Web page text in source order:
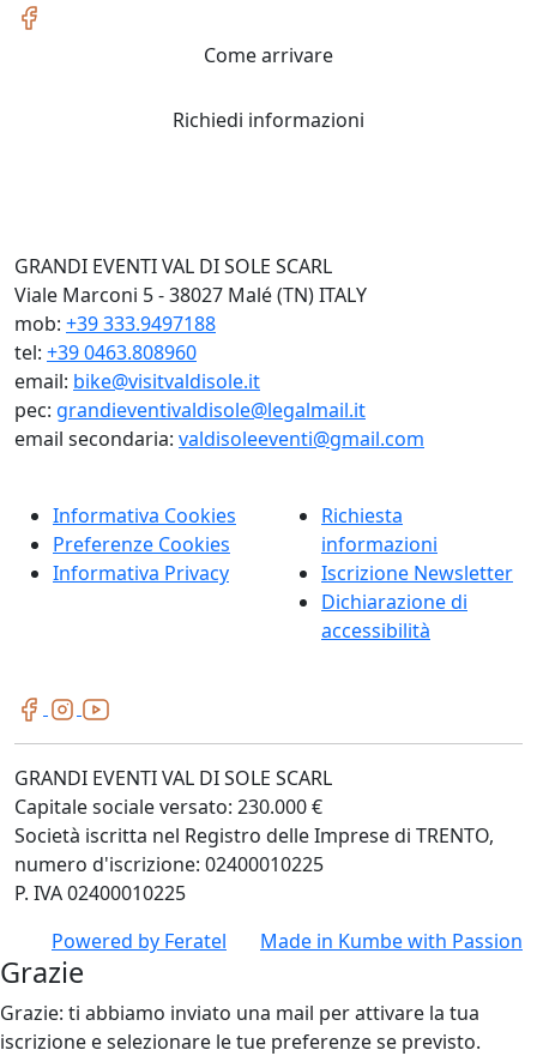
Come arrivare
Richiedi informazioni
GRANDI EVENTI VAL DI SOLE SCARL
Viale Marconi 5 - 38027 Malé (TN) ITALY
mob: +39 333.9497188
tel: +39 0463.808960
email: bike@visitvaldisole.it
pec: grandieventivaldisole@legalmail.it
email secondaria: valdisoleeventi@gmail.com
Informativa Cookies
Preferenze Cookies
Informativa Privacy
Richiesta
informazioni
Iscrizione Newsletter
Dichiarazione di
accessibilità
GRANDI EVENTI VAL DI SOLE SCARL
Capitale sociale versato: 230.000 €
Società iscritta nel Registro delle Imprese di TRENTO,
numero d'iscrizione: 02400010225
P. IVA 02400010225
Powered by Feratel Made in Kumbewith Passion
Grazie
Grazie: ti abbiamo inviato una mail per attivare la tua
iscrizione e selezionare le tue preferenze se previsto.